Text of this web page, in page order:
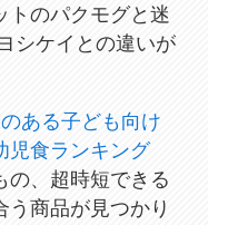
トのパクモグと迷
シケイとの違いが
ある子ども向け
児食ランキング
の、超時短できる
う商品が見つかり